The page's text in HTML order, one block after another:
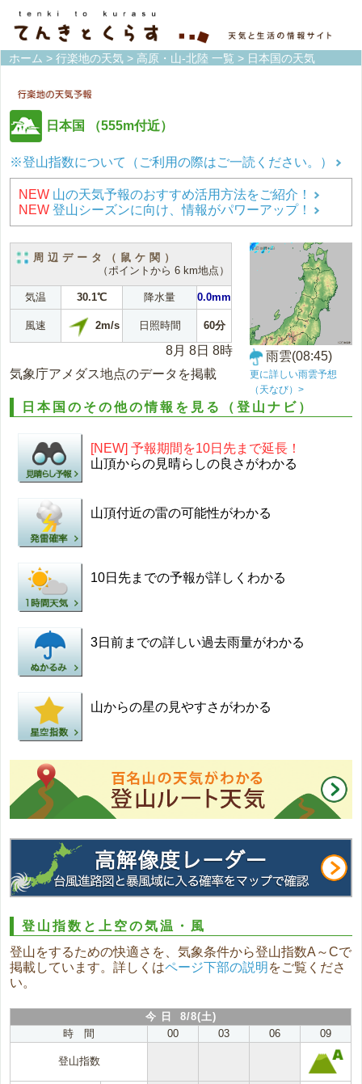
ホーム > 行楽地の天気 > 高原・山-北陸 一覧 > 日本国の天気
日本国 （555m付近）
※登山指数について（ご利用の際はご一読ください。）
NEW 山の天気予報のおすすめ活用方法をご紹介！
NEW 登山シーズンに向け、情報がパワーアップ！
周辺データ（鼠ケ関）
（ポイントから 6 km地点）
気温 30.1℃ 降水量 0.0mm
風速 2m/s 日照時間 60分
8月 8日 8時
気象庁アメダス地点のデータを掲載
雨雲(08:45)
更に詳しい雨雲予想
（天なび）>
日本国のその他の情報を見る（登山ナビ）
[NEW] 予報期間を10日先まで延長！
山頂からの見晴らしの良さがわかる
山頂付近の雷の可能性がわかる
10日先までの予報が詳しくわかる
3日前までの詳しい過去雨量がわかる
山からの星の見やすさがわかる
登山指数と上空の気温・風
登山をするための快適さを、気象条件から登山指数A～Cで
掲載しています。詳しくはページ下部の説明 をご覧くださ
い。
今 日 8/8(土)
時 間
00 03 06 09
登山指数